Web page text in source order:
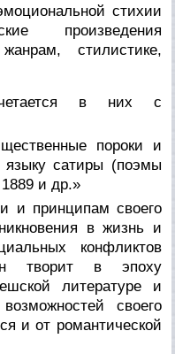
стихии
произведения
стилистике,
в них с
пороки и
языку сатиры (поэмы
и др.»
и принципам своего
в жизнь и
конфликтов
творит в эпоху
литературе и
своего
и от романтической